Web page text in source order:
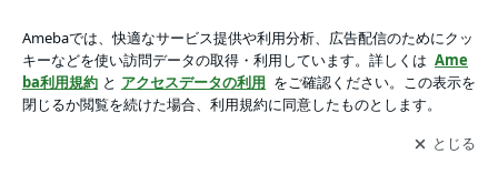
上を成功へ導いた超強力メソッド
アプリをダウンロードして ブログの更新通知
を受け取りまし
ょう。
開く